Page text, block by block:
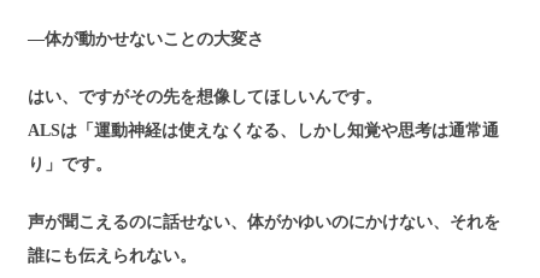
―体が動かせないことの大変さ
はい、ですがその先を想像してほしいんです。
ALSは「運動神経は使えなくなる、しかし知覚や思考は通常通
り」です。
声が聞こえるのに話せない、体がかゆいのにかけない、それを
誰にも伝えられない。